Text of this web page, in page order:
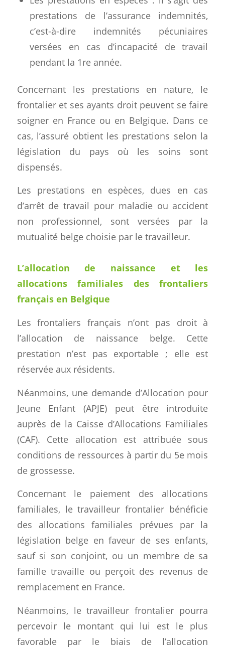
prestations de l’assurance indemnités,
c’est-à-dire indemnités pécuniaires
versées en cas d’incapacité de travail
pendant la 1re année.
Concernant les prestations en nature, le
frontalier et ses ayants droit peuvent se faire
soigner en France ou en Belgique. Dans ce
cas, l’assuré obtient les prestations selon la
législation du pays où les soins sont
dispensés.
Les prestations en espèces, dues en cas
d’arrêt de travail pour maladie ou accident
non professionnel, sont versées par la
mutualité belge choisie par le travailleur.
L’allocation de naissance et les
allocations familiales des frontaliers
français en Belgique
Les frontaliers français n’ont pas droit à
l’allocation de naissance belge. Cette
prestation n’est pas exportable ; elle est
réservée aux résidents.
Néanmoins, une demande d’Allocation pour
Jeune Enfant (APJE) peut être introduite
auprès de la Caisse d’Allocations Familiales
(CAF). Cette allocation est attribuée sous
conditions de ressources à partir du 5e mois
de grossesse.
Concernant le paiement des allocations
familiales, le travailleur frontalier bénéficie
des allocations familiales prévues par la
législation belge en faveur de ses enfants,
sauf si son conjoint, ou un membre de sa
famille travaille ou perçoit des revenus de
remplacement en France.
Néanmoins, le travailleur frontalier pourra
percevoir le montant qui lui est le plus
favorable par le biais de l’allocation